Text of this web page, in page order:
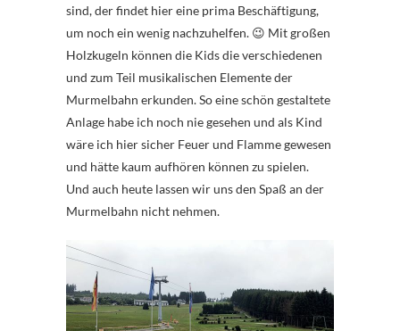
sind, der findet hier eine prima Beschäftigung,
um noch ein wenig nachzuhelfen. 😉 Mit großen
Holzkugeln können die Kids die verschiedenen
und zum Teil musikalischen Elemente der
Murmelbahn erkunden. So eine schön gestaltete
Anlage habe ich noch nie gesehen und als Kind
wäre ich hier sicher Feuer und Flamme gewesen
und hätte kaum aufhören können zu spielen.
Und auch heute lassen wir uns den Spaß an der
Murmelbahn nicht nehmen.